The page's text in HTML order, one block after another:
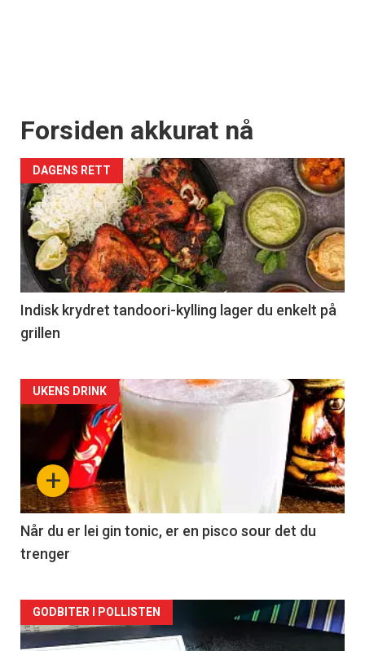
Forsiden akkurat nå
DAGENS RETT
Indisk krydret tandoori-kylling lager du enkelt på
grillen
Forsiden
akkurat
nå
-
2
+
UKENS DRINK
Når du er lei gin tonic, er en pisco sour det du
trenger
Forsiden
GODBITER I POLLISTEN